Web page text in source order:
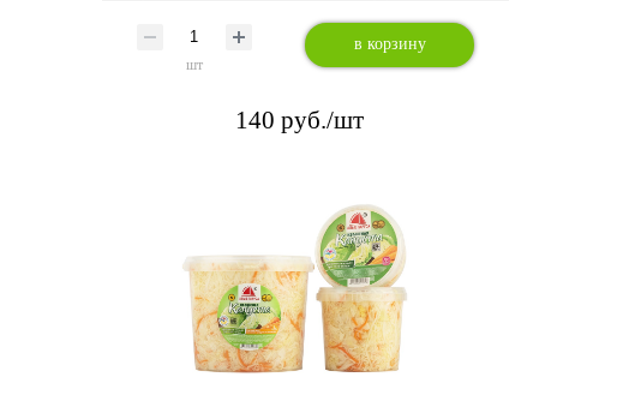
шт
в корзину
140 руб./шт